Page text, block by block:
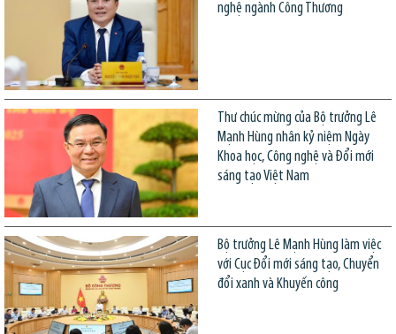
nghệ ngành Công Thương
Thư chúc mừng của Bộ trưởng Lê
Mạnh Hùng nhân kỷ niệm Ngày
Khoa học, Công nghệ và Đổi mới
sáng tạo Việt Nam
Bộ trưởng Lê Mạnh Hùng làm việc
với Cục Đổi mới sáng tạo, Chuyển
đổi xanh và Khuyến công